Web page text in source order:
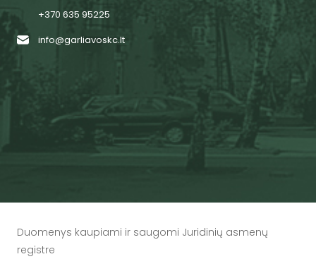
+370 635 95225
info@garliavoskc.lt
Duomenys kaupiami ir saugomi Juridinių asmenų
registre